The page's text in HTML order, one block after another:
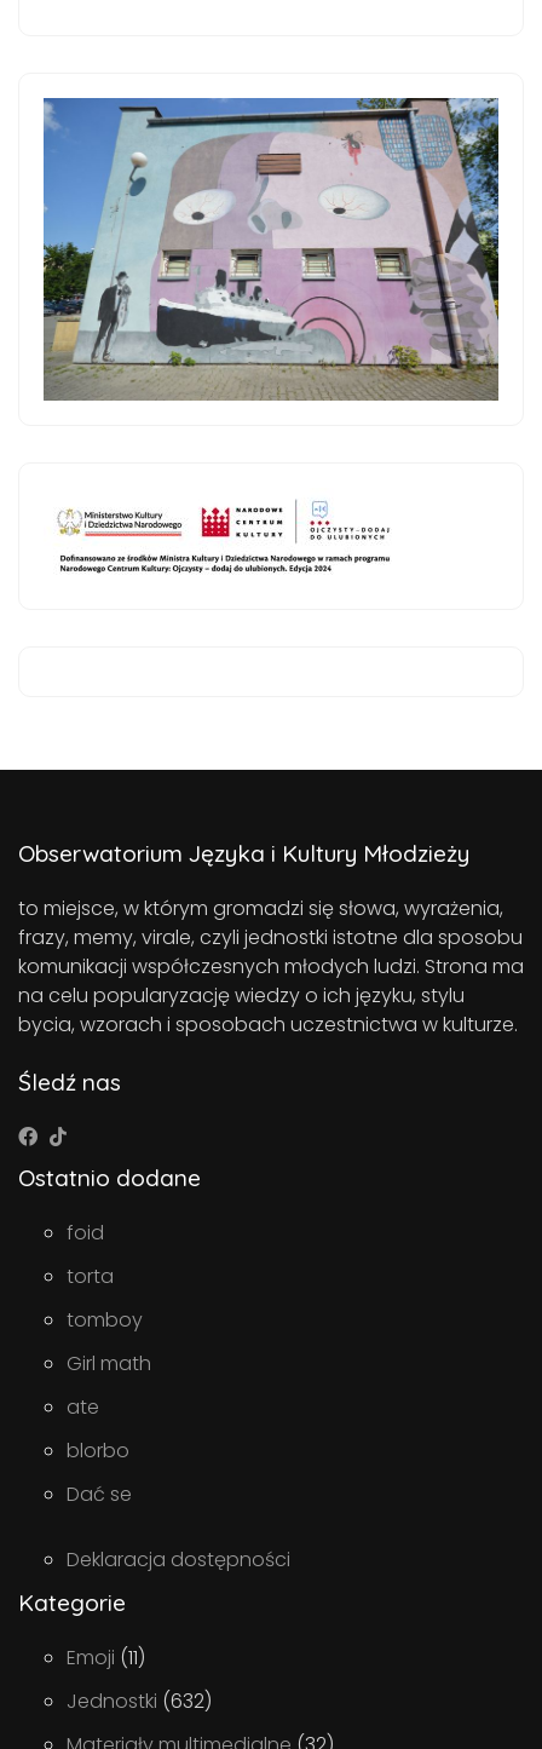
Obserwatorium Języka i Kultury Młodzieży
to miejsce, w którym gromadzi się słowa, wyrażenia,
frazy, memy, virale, czyli jednostki istotne dla sposobu
komunikacji współczesnych młodych ludzi. Strona ma
na celu popularyzację wiedzy o ich języku, stylu
bycia, wzorach i sposobach uczestnictwa w kulturze.
Śledź nas
Ostatnio dodane
foid
torta
tomboy
Girl math
ate
blorbo
Dać se
Deklaracja dostępności
Kategorie
Emoji (11)
Jednostki (632)